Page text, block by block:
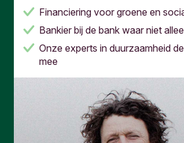
Financiering voor groene en
Bankier bij de bank waar niet
Onze experts in duurzaamheid
mee